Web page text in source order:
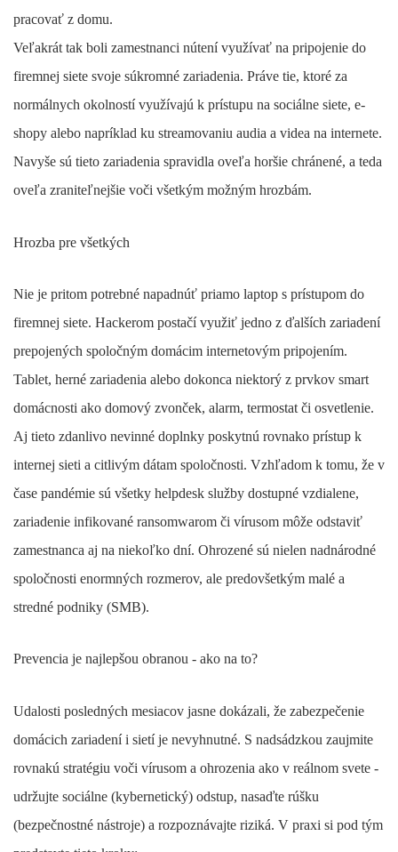
pracovať z domu.
Veľakrát tak boli zamestnanci nútení využívať na pripojenie do
firemnej siete svoje súkromné zariadenia. Práve tie, ktoré za
normálnych okolností využívajú k prístupu na sociálne siete, e-
shopy alebo napríklad ku streamovaniu audia a videa na internete.
Navyše sú tieto zariadenia spravidla oveľa horšie chránené, a teda
oveľa zraniteľnejšie voči všetkým možným hrozbám.
Hrozba pre všetkých
Nie je pritom potrebné napadnúť priamo laptop s prístupom do
firemnej siete. Hackerom postačí využiť jedno z ďalších zariadení
prepojených spoločným domácim internetovým pripojením.
Tablet, herné zariadenia alebo dokonca niektorý z prvkov smart
domácnosti ako domový zvonček, alarm, termostat či osvetlenie.
Aj tieto zdanlivo nevinné doplnky poskytnú rovnako prístup k
internej sieti a citlivým dátam spoločnosti. Vzhľadom k tomu, že v
čase pandémie sú všetky helpdesk služby dostupné vzdialene,
zariadenie infikované ransomwarom či vírusom môže odstaviť
zamestnanca aj na niekoľko dní. Ohrozené sú nielen nadnárodné
spoločnosti enormných rozmerov, ale predovšetkým malé a
stredné podniky (SMB).
Prevencia je najlepšou obranou - ako na to?
Udalosti posledných mesiacov jasne dokázali, že zabezpečenie
domácich zariadení i sietí je nevyhnutné. S nadsádzkou zaujmite
rovnakú stratégiu voči vírusom a ohrozenia ako v reálnom svete -
udržujte sociálne (kybernetický) odstup, nasaďte rúšku
(bezpečnostné nástroje) a rozpoznávajte riziká. V praxi si pod tým